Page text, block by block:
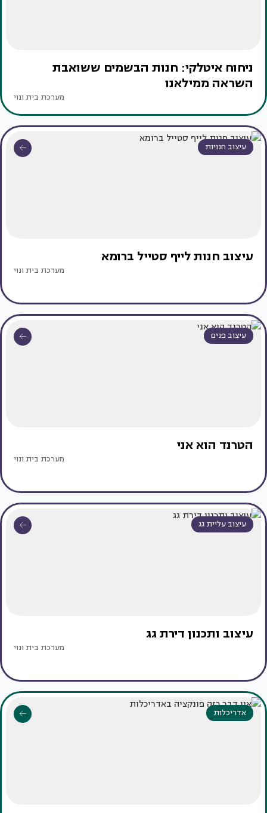
ניחוח איטלקי: חנות הבשמים ששואבת
השראה ממילאנו
מערכת בית ונוי
עיצוב חנויות
עיצוב חנות לייף סטייל ברומא
מערכת בית ונוי
עיצוב פנים
הטרנד הוא אני
מערכת בית ונוי
עיצוב עליית גג
עיצוב ותכנון דירת גג
מערכת בית ונוי
אדריכלות